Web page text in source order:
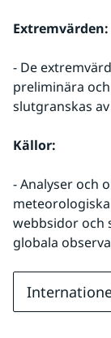
Extremvärden:
- De
preliminära
slutgranskas
Källor:
- Analyser och
webbsidor och
globala